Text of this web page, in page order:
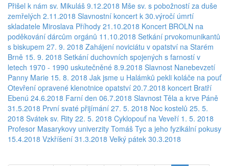
Přišel k nám sv. Mikuláš 9.12.2018 Mše sv. s pobožností za duše
zemřelých 2.11.2018 Slavnostní koncert k 30.výročí úmrtí
skladatele Miroslava Příhody 21.10.2018 Koncert BROLN na
poděkování dárcům orgánů 11.10.2018 Setkání prvokomunikantů
s biskupem 27. 9. 2018 Zahájení noviciátu v opatství na Starém
Brně 15. 9. 2018 Setkání duchovních spojených s farností v
letech 1970 - 1990 uskutečněné 8.9.2018 Slavnost Nanebevzetí
Panny Marie 15. 8. 2018 Jak jsme u Halámků pekli koláče na pouť
Otevření opravené klenotnice opatství 20.7.2018 koncert Bratří
Ebenú 24.6.2018 Farní den 06.7.2018 Slavnost Těla a krve Páně
31.5.2018 První svaté přijímání 27. 5. 2018 Noc kostelů 25. 5.
2018 Svátek sv. Rity 22. 5. 2018 Cyklopouť na Veveří 1. 5. 2018
Profesor Masarykovy univerzity Tomáš Tyc a jeho fyzikální pokusy
15.4.2018 Vzkříšení 31.3.2018 Velký pátek 30.3.2018